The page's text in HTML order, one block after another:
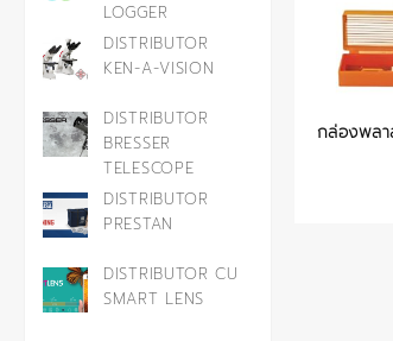
LOGGER
DISTRIBUTOR
KEN-A-VISION
DISTRIBUTOR
BRESSER
TELESCOPE
DISTRIBUTOR
PRESTAN
DISTRIBUTOR CU
SMART LENS
กล่องพลา